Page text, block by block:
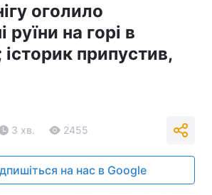
оголило
руїни на горі в
історик припустив,
3 хв. 2455
на нас в Google